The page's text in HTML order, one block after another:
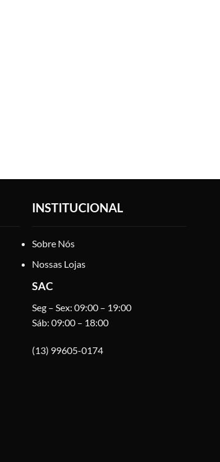
INSTITUCIONAL
Sobre Nós
Nossas Lojas
SAC
Seg – Sex: 09:00 – 19:00
Sáb: 09:00 – 18:00
(13) 99605-0174